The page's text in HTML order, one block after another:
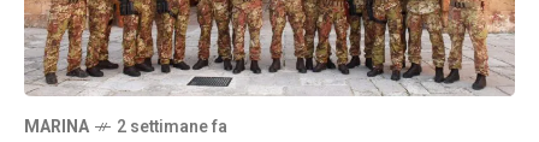
MARINA 2 settimane fa